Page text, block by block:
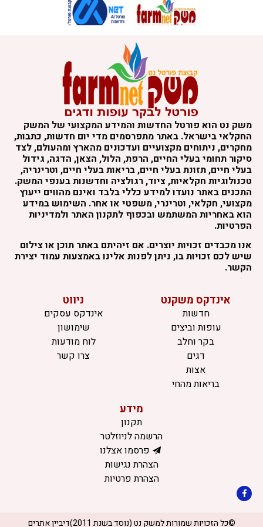
משק נט הוא פורטל החדשות והמידע המקצועי של המשק
החקלאי בישראל. באתר מתפרסמים מדי יום חדשות, כתבות,
מחקרים, ניתוחים מקצועיים ועדכונים מהארץ ומהעולם, לצד
סיקור תחומי בעלי החיים, הרפת, הלול, הצאן, הדגה, גידול
בעלי חיים, תזונת בעלי חיים, בריאות בעלי חיים, וטרינריה,
טכנולוגיות חקלאיות, ציוד, רגולציה וחדשנות בענפי המשק.
התכנים באתר נועדו למידע כללי בלבד ואינם מהווים ייעוץ
מקצועי, חקלאי, וטרינרי, משפטי או אחר. השימוש במידע
הוא באחריות המשתמש ובכפוף לתקנון האתר ולמדיניות
הפרטיות.
אנו מכבדים זכויות יוצרים. אם זיהיתם באתר תוכן או צילום
שיש לכם זכויות בו, ניתן לפנות אלינו באמצעות עמוד יצירת
הקשר.
אינדקס משקנט
חדשות
עופות וביצים
בקר וחלב
דגים
אצות
בריאות מהחי
ניווט
אינדקס עסקים
שימושון
לוח מודעות
צרו קשר
מידע
תקנון
הרשמה לניוזלטר
פרסמו אצלנו
הצהרת נגישות
הצהרת פרטיות
©כל הזכויות שמורות למשק נט (נוסד בשנת 2011) דיביין אתרים